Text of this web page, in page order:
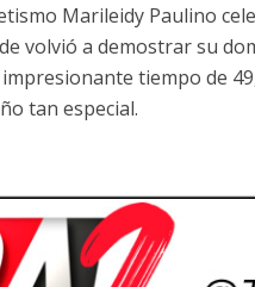
Marileidy Paulino
volvió a demostrar su
tiempo de
tan especial.